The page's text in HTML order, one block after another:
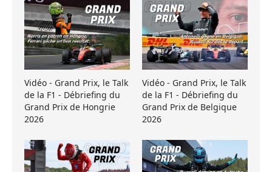
Vidéo - Grand Prix, le Talk
de la F1 - Débriefing du
Grand Prix de Hongrie
2026
Vidéo - Grand Prix, le Talk
de la F1 - Débriefing du
Grand Prix de Belgique
2026